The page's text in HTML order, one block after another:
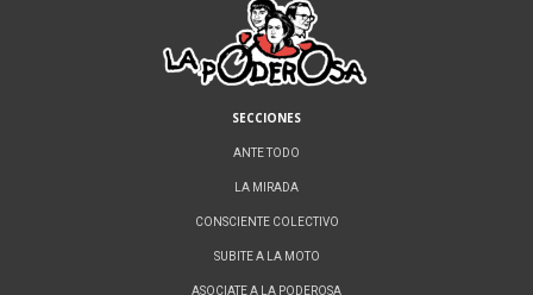
SECCIONES
ANTE TODO
LA MIRADA
CONSCIENTE COLECTIVO
SUBITE A LA MOTO
ASOCIATE A LA PODEROSA